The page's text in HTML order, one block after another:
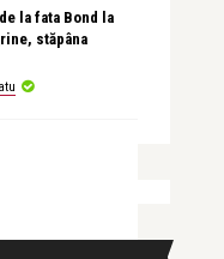
la fata Bond la
stăpâna